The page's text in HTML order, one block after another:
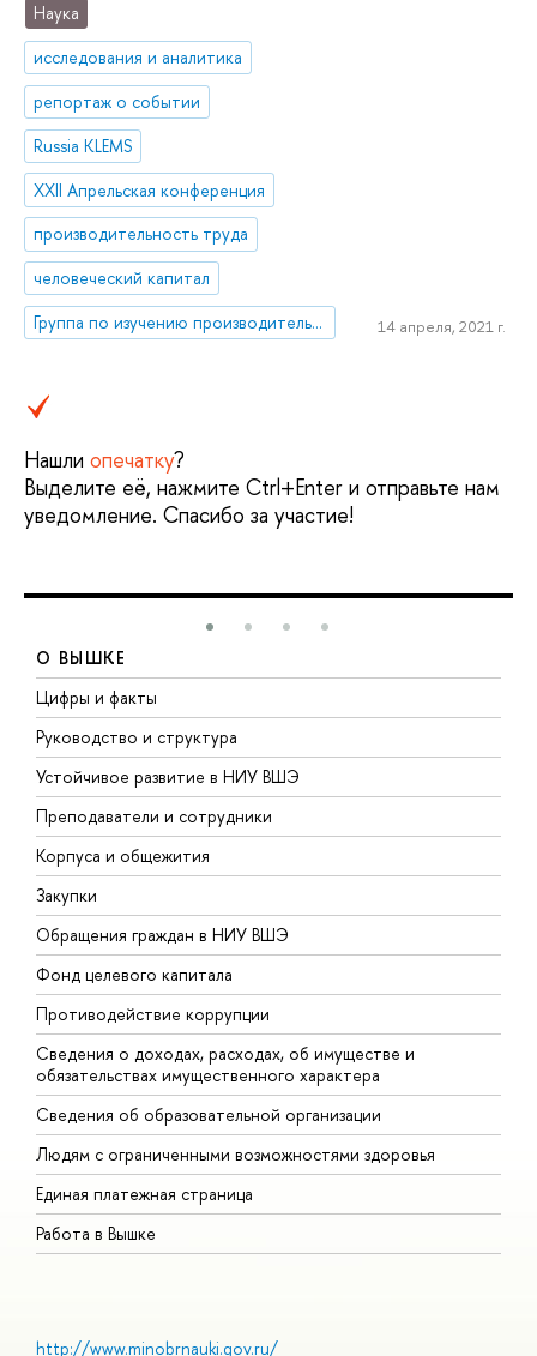
Наука
исследования и аналитика
репортаж о событии
Russia KLEMS
XXII Апрельская конференция
производительность труда
человеческий капитал
Группа по изучению производительности, роста и межотраслевых взаимодействий «Russia KLEMS»
14 апреля, 2021 г.
Нашли опечатку?
Выделите её, нажмите Ctrl+Enter и отправьте нам
уведомление. Спасибо за участие!
О ВЫШКЕ
Цифры и факты
Руководство и структура
Устойчивое развитие в НИУ ВШЭ
Преподаватели и сотрудники
Корпуса и общежития
Закупки
Обращения граждан в НИУ ВШЭ
Фонд целевого капитала
Противодействие коррупции
Сведения о доходах, расходах, об имуществе и
обязательствах имущественного характера
Сведения об образовательной организации
Людям с ограниченными возможностями здоровья
Единая платежная страница
Работа в Вышке
http://www.minobrnauki.gov.ru/